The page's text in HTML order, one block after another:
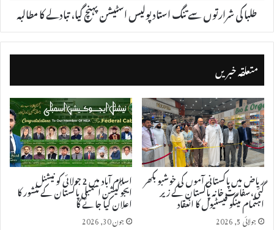
طلبا کی شرارتوں سے تنگ استاد پولیس اسٹیشن پہنچ گیا، تبادلے کا مطالبہ
متعلقہ خبریں
ریاض میں پاکستانی آموں کی خوشبو بکھر
گئی، سفارت خانہ پاکستان کے زیر
اہتمام مینگو فیسٹیول کا انعقاد
جولائی 5, 2026
اسلام آباد میں 2 جولائی کو نیشنل
ایجوکیشن اسمبلی پاکستان کے منشور کا
اعلان کیا جائے گا
جون 30, 2026